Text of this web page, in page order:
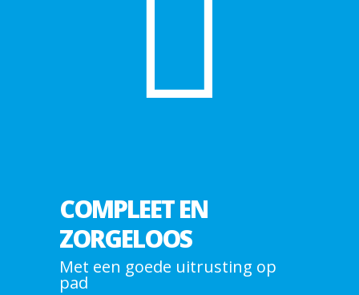
COMPLEET EN
ZORGELOOS
Met een goede uitrusting op
pad